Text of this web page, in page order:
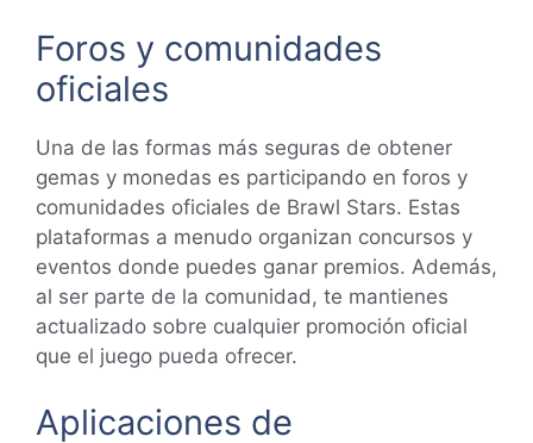
Foros y comunidades
oficiales
Una de las formas más seguras de obtener
gemas y monedas es participando en foros y
comunidades oficiales de Brawl Stars. Estas
plataformas a menudo organizan concursos y
eventos donde puedes ganar premios. Además,
al ser parte de la comunidad, te mantienes
actualizado sobre cualquier promoción oficial
que el juego pueda ofrecer.
Aplicaciones de